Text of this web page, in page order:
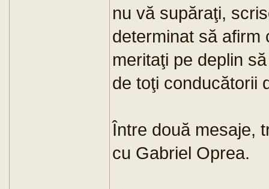
nu vă supăraţi,
determinat să afirm
meritaţi pe deplin
de toţi conducătorii
Între două mesaje,
cu Gabriel Oprea.